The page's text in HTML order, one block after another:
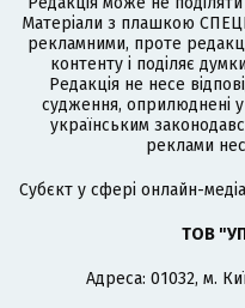
Матеріали з плашкою
рекламними, проте
контенту і поділяє
Редакція не несе
судження, оприлюднені у
українським
реклами
Cубєкт у сфері онлайн-
ТОВ
Адреса: 01032, м.